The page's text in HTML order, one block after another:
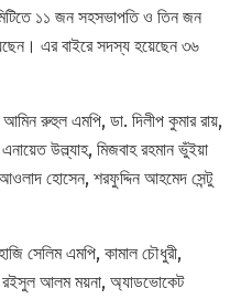
১১ জন সহসভাপতি ও তিন জন
এর বাইরে সদস্য হয়েছেন ৩৬
রুহুল এমপি, ডা. দিলীপ কুমার রায়,
উল্ল্যাহ, মিজবাহ রহমান ভুঁইয়া
হোসেন, শরফুদ্দিন আহমেদ সেন্টু
সেলিম এমপি, কামাল চৌধুরী,
রইসুল আলম ময়না, অ্যাডভোকেট